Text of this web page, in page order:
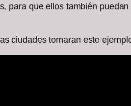
para que ellos también
ciudades tomaran este